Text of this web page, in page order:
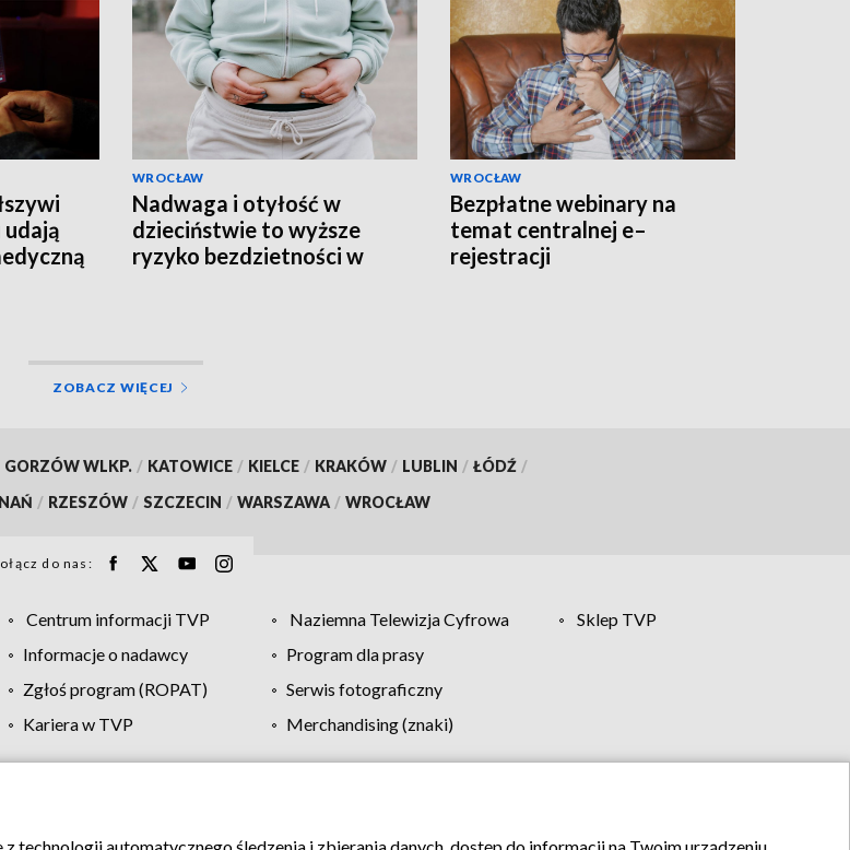
udają
WROCŁAW
Nadwaga i otyłość w
dzieciństwie to wyższe
ryzyko bezdzietności w
WROCŁAW
Bezpłatne webinary na
temat centralnej e–
rejestracji
ZOBACZ WIĘCEJ
GORZÓW WLKP. / KATOWICE / KIELCE / KRAKÓW / LUBLIN / ŁÓDŹ /
/ RZESZÓW / SZCZECIN / WARSZAWA / WROCŁAW
do nas:
Centrum informacji TVP Naziemna Telewizja Cyfrowa
Sklep TVP
Informacje o nadawcy
Program dla prasy
Zgłoś program (ROPAT)
Serwis fotograficzny
Kariera w TVP
Merchandising (znaki)
Moje zgody Pomoc Biuro reklamy Kontakt